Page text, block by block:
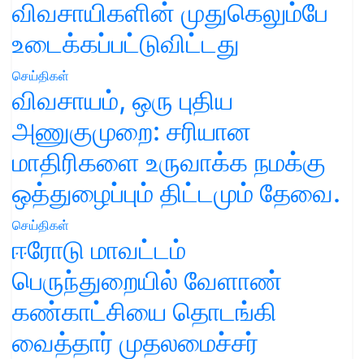
விவசாயிகளின் முதுகெலும்பே
உடைக்கப்பட்டுவிட்டது
செய்திகள்
விவசாயம், ஒரு புதிய
அணுகுமுறை: சரியான
மாதிரிகளை உருவாக்க நமக்கு
ஒத்துழைப்பும் திட்டமும் தேவை.
செய்திகள்
ஈரோடு மாவட்டம்
பெருந்துறையில் வேளாண்
கண்காட்சியை தொடங்கி
வைத்தார் முதலமைச்சர்